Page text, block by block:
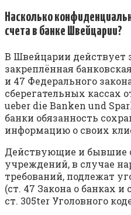
Насколько
счета в банке Швейцарии?
В Швейцарии действует
закреплённая
и 47 Федерального
сберегательных кассах
ueber die Banken und
банки обязанность
информацию о своих
Действующие и бывшие
учреждений, в случае
требований, подлежат
(ст. 47 Закона о банках и
ст. 305ter Уголовного